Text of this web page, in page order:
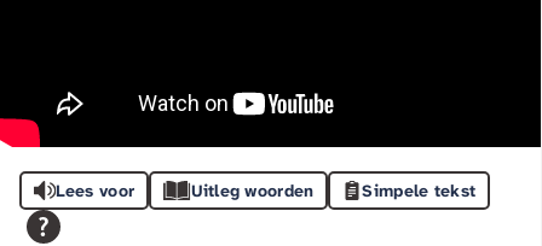
Lees voor Uitleg woorden Simpele tekst